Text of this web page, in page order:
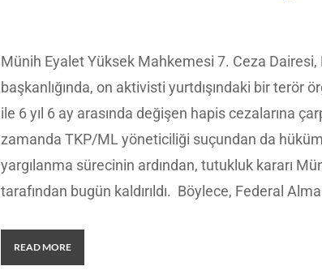
Münih Eyalet Yüksek Mahkemesi 7. Ceza Dairesi,
başkanlığında, on aktivisti yurtdışındaki bir terör
ile 6 yıl 6 ay arasında değişen hapis cezalarına
zamanda TKP/ML yöneticiliği suçundan da hüküm
yargılanma sürecinin ardından, tutukluk kararı
tarafından bugün kaldırıldı. Böylece, Federal
READ MORE